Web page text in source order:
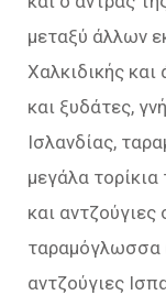
μεταξύ άλλων
Χαλκιδικής
και ξυδάτες,
Ισλανδίας,
μεγάλα
και
ταραμόγλωσσα
αντζούγιες